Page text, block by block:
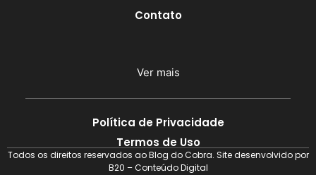
Contato
Ver mais
Política de Privacidade
Termos de Uso
Todos os direitos reservados ao Blog do Cobra. Site desenvolvido por
B20 – Conteúdo Digital